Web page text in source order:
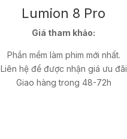
Lumion 8 Pro
Giá tham khảo:
Phần mềm làm phim mới nhất.
Liên hệ để được nhận giá ưu đãi
Giao hàng trong 48-72h